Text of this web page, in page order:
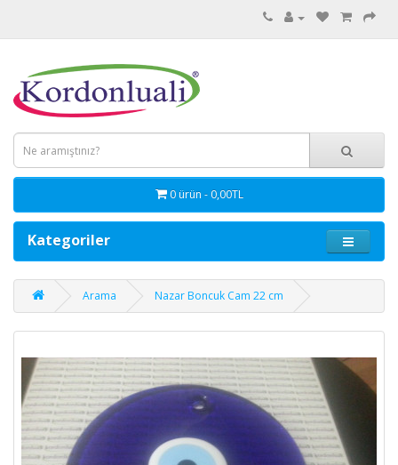
0 ürün - 0,00TL
Kategoriler
Arama Nazar Boncuk Cam 22 cm